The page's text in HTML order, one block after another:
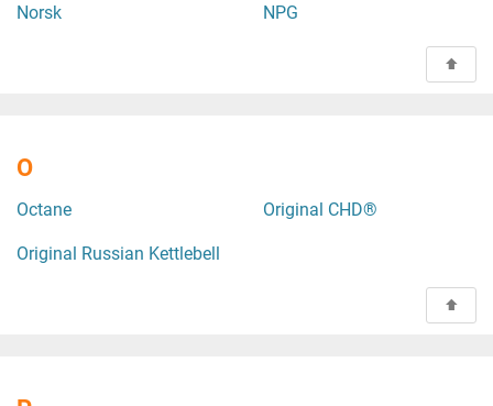
Norsk NPG
O
Octane Original CHD®
Original Russian Kettlebell